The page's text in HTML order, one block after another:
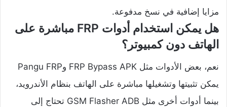
مزايا إضافية في نسخ مدفوعة.
هل يمكن استخدام أدوات FRP مباشرة على
الهاتف دون كمبيوتر؟
نعم، بعض الأدوات مثل FRP Bypass APK وPangu FRP
يمكن تثبيتها وتشغيلها مباشرة على الهاتف بنظام الأندرويد،
بينما أدوات أخرى مثل GSM Flasher ADB تحتاج إلى